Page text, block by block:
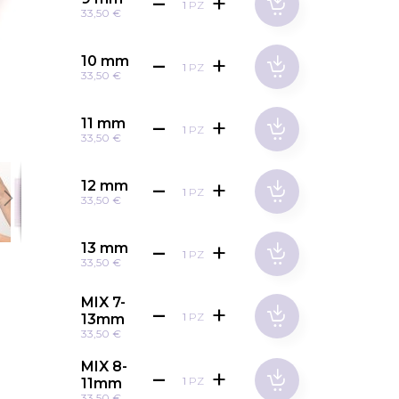
33,50 €
PZ
10 mm
33,50 €
PZ
11 mm
33,50 €
PZ
12 mm
33,50 €
PZ
13 mm
33,50 €
PZ
MIX 7-
13mm
33,50 €
PZ
MIX 8-
11mm
PZ